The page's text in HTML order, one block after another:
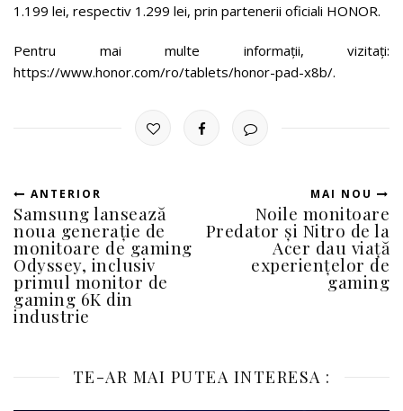
1.199 lei, respectiv 1.299 lei, prin partenerii oficiali HONOR.
Pentru mai multe informații, vizitați:
https://www.honor.com/ro/tablets/honor-pad-x8b/.
ANTERIOR
Samsung lansează
noua generație de
monitoare de gaming
Odyssey, inclusiv
primul monitor de
gaming 6K din
industrie
MAI NOU
Noile monitoare
Predator și Nitro de la
Acer dau viață
experiențelor de
gaming
TE-AR MAI PUTEA INTERESA :